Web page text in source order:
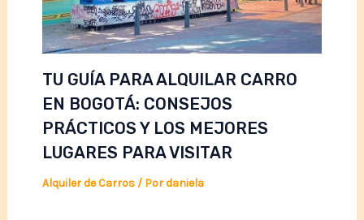
TU GUÍA PARA ALQUILAR CARRO
EN BOGOTÁ: CONSEJOS
PRÁCTICOS Y LOS MEJORES
LUGARES PARA VISITAR
Alquiler de Carros/ Pordaniela